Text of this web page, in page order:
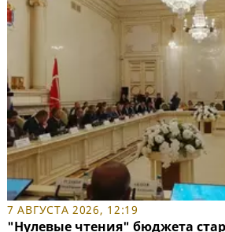
7 АВГУСТА 2026, 12:19
"Нулевые чтения" бюджета